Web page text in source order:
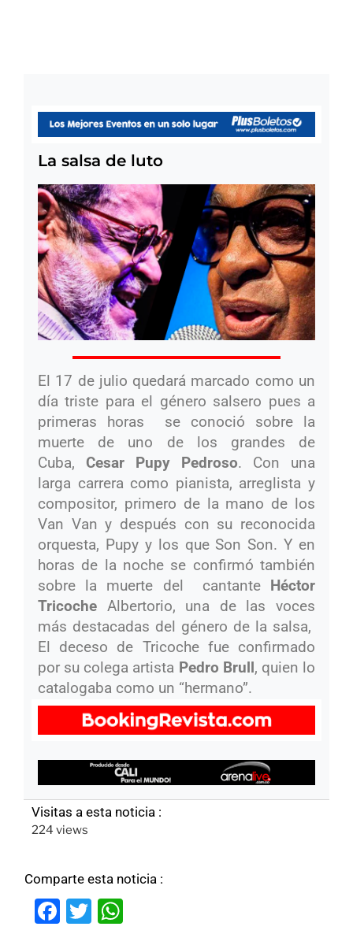
La salsa de luto
El 17 de julio quedará marcado como un
día triste para el género salsero pues a
primeras horas se conoció sobre la
muerte de uno de los grandes de
Cuba, Cesar Pupy Pedroso. Con una
larga carrera como pianista, arreglista y
compositor, primero de la mano de los
Van Van y después con su reconocida
orquesta, Pupy y los que Son Son. Y en
horas de la noche se confirmó también
sobre la muerte del cantante Héctor
Tricoche Albertorio, una de las voces
más destacadas del género de la salsa,
El deceso de Tricoche fue confirmado
por su colega artista Pedro Brull, quien lo
catalogaba como un “hermano”.
Visitas a esta noticia :
224 views
Comparte esta noticia :
F
T